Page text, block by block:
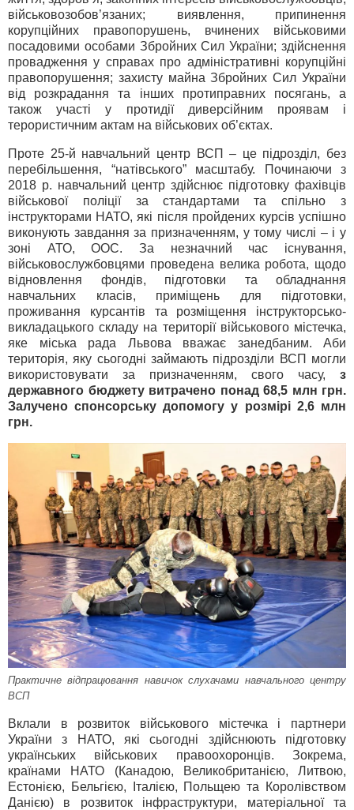
військовозобов’язаних; виявлення, припинення
корупційних правопорушень, вчинених військовими
посадовими особами Збройних Сил України; здійснення
провадження у справах про адміністративні корупційні
правопорушення; захисту майна Збройних Сил України
від розкрадання та інших протиправних посягань, а
також участі у протидії диверсійним проявам і
терористичним актам на військових об’єктах.
Проте 25-й навчальний центр ВСП – це підрозділ, без
перебільшення, “натівського” масштабу. Починаючи з
2018 р. навчальний центр здійснює підготовку фахівців
військової поліції за стандартами та спільно з
інструкторами НАТО, які після пройдених курсів успішно
виконують завдання за призначенням, у тому числі – і у
зоні АТО, ООС. За незначний час існування,
військовослужбовцями проведена велика робота, щодо
відновлення фондів, підготовки та обладнання
навчальних класів, приміщень для підготовки,
проживання курсантів та розміщення інструкторсько-
викладацького складу на території військового містечка,
яке міська рада Львова вважає занедбаним. Аби
територія, яку сьогодні займають підрозділи ВСП могли
використовувати за призначенням, свого часу, з
державного бюджету витрачено понад 68,5 млн грн.
Залучено спонсорську допомогу у розмірі 2,6 млн
грн.
Практичне відпрацювання навичок слухачами навчального центру
ВСП
Вклали в розвиток військового містечка і партнери
України з НАТО, які сьогодні здійснюють підготовку
українських військових правоохоронців. Зокрема,
країнами НАТО (Канадою, Великобританією, Литвою,
Естонією, Бельгією, Італією, Польщею та Королівством
Данією) в розвиток інфраструктури, матеріальної та